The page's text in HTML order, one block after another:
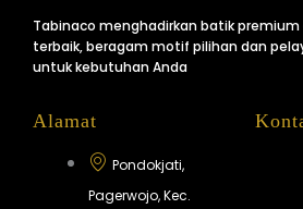
Tabinaco menghadirkan batik
terbaik, beragam motif pilihan dan
untuk kebutuhan Anda
Alamat
Pondokjati,
Pagerwojo, Kec.